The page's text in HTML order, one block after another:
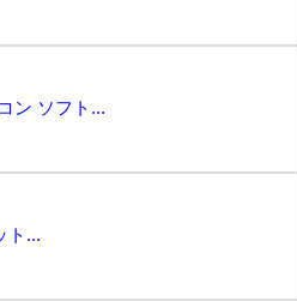
ン ソフト...
...